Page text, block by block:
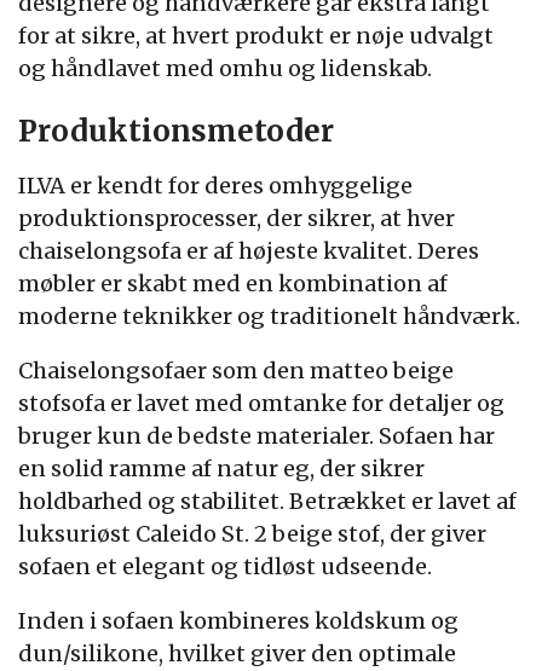
for at sikre, at hvert produkt er nøje udvalgt
og håndlavet med omhu og lidenskab.
Produktionsmetoder
ILVA er kendt for deres omhyggelige
produktionsprocesser, der sikrer, at hver
chaiselongsofa er af højeste kvalitet. Deres
møbler er skabt med en kombination af
moderne teknikker og traditionelt håndværk.
Chaiselongsofaer som den matteo beige
stofsofa er lavet med omtanke for detaljer og
bruger kun de bedste materialer. Sofaen har
en solid ramme af natur eg, der sikrer
holdbarhed og stabilitet. Betrækket er lavet af
luksuriøst Caleido St. 2 beige stof, der giver
sofaen et elegant og tidløst udseende.
Inden i sofaen kombineres koldskum og
dun/silikone, hvilket giver den optimale